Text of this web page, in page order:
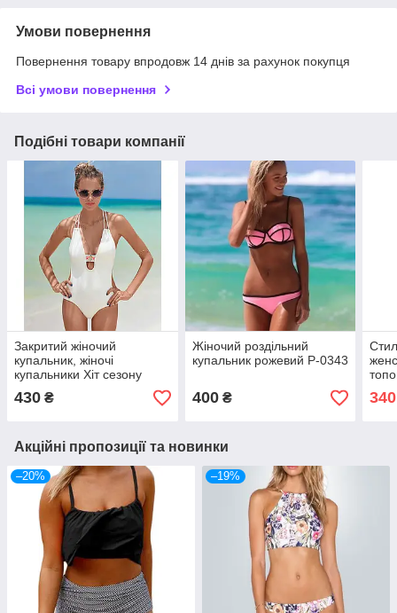
Умови повернення
Повернення товару впродовж 14 днів за рахунок покупця
Всі умови повернення
Подібні товари компанії
Закритий жіночий
купальник, жіночі
купальники Хіт сезону
С-024
430 ₴
Жіночий роздільний
купальник рожевий Р-0343
400₴
Акційні пропозиції та новинки
–20% –19%